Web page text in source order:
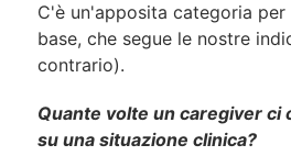
C'è un'apposita categoria per
base, che segue le nostre
contrario).
Quante volte un caregiver ci
su una situazione clinica?